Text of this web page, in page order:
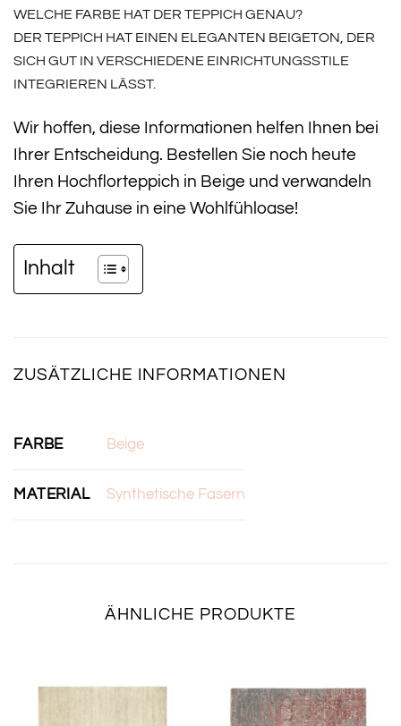
WELCHE FARBE HAT DER TEPPICH GENAU?
DER TEPPICH HAT EINEN ELEGANTEN BEIGETON, DER
SICH GUT IN VERSCHIEDENE EINRICHTUNGSSTILE
INTEGRIEREN LÄSST.
Wir hoffen, diese Informationen helfen Ihnen bei
Ihrer Entscheidung. Bestellen Sie noch heute
Ihren Hochflorteppich in Beige und verwandeln
Sie Ihr Zuhause in eine Wohlfühloase!
Inhalt
ZUSÄTZLICHE INFORMATIONEN
FARBE Beige
MATERIAL Synthetische Fasern
ÄHNLICHE PRODUKTE